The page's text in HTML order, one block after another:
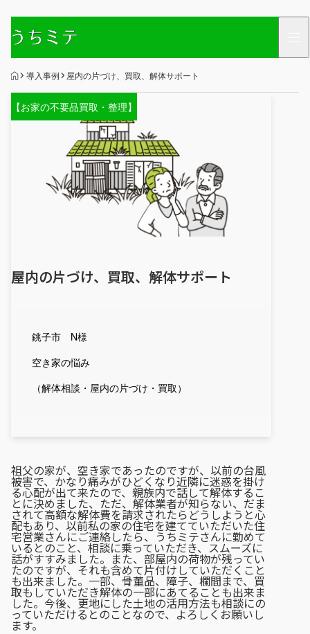
HOME
導入事例 屋内の片づけ、買取、解体サポート
【お家の不要品買取・整理】
屋内の片づけ、買取、解体サポート
銚子市 N様
空き家の悩み
（解体相談・屋内の片づけ・買取）
祖父の家が、空き家であったのですが、以前の台風
被害で、かなり痛みがひどくなり近隣に迷惑を掛け
る心配が出て来たので、親族内で話して解体するこ
とに決めました、ただ、解体業者が知らない、だま
されて高額な解体費を請求されたらどうしようと心
配もあり、以前私の家の住宅を建てていただいた住
宅営業さんにご連絡したら、うちミテさんに勤めて
いるとのこと、相談に乗っていただき、スムーズに
話がすすみました。また、部屋内の荷物が残ってい
たのですが、それも含めて片付けしていただくこと
も出来ました。一部、骨董品、障子、欄間まで、買
取もしていただき解体の一部にあてることも出来ま
した。今後、更地にした土地の活用方法も相談にの
っていただけるとのことなので、よろしくお願いし
ます。